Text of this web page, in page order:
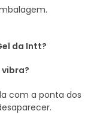
da Intt?
vibra?
com a ponta dos